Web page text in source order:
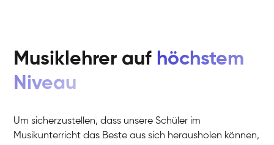
Musiklehrer auf höchstem
Niveau
Um sicherzustellen, dass unsere Schüler im
Musikunterricht das Beste aus sich herausholen können,